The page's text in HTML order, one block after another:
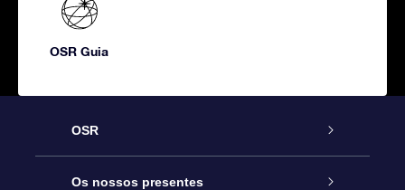
OSR Guia
OSR
Serviço
Os nossos presentes